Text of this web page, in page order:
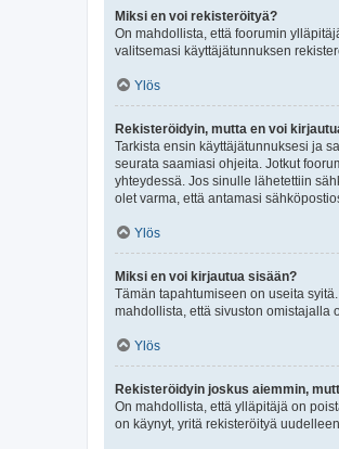
Miksi en voi rekisteröityä?
On mahdollista, että foorumin
valitsemasi käyttäjätunnuksen
Ylös
Rekisteröidyin, mutta en voi
Tarkista ensin käyttäjätunnuksesi ja
seurata saamiasi ohjeita. Jotkut
yhteydessä. Jos sinulle lähetettiin
olet varma, että antamasi
Ylös
Miksi en voi kirjautua sisään?
Tämän tapahtumiseen on useita
mahdollista, että sivuston omistajalla
Ylös
Rekisteröidyin joskus aiemmin,
On mahdollista, että ylläpitäjä on
on käynyt, yritä rekisteröityä